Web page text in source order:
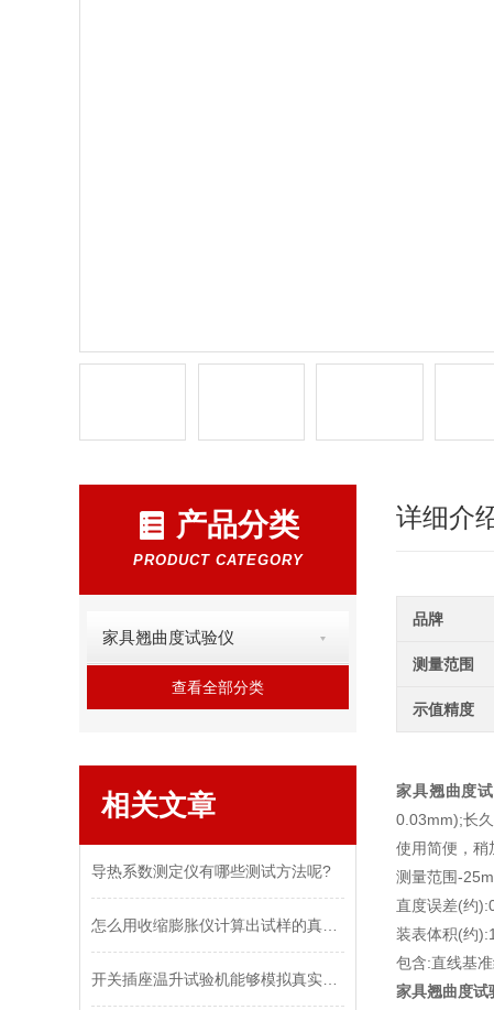
产品分类
PRODUCT CATEGORY
家具翘曲度试验仪
查看全部分类
相关文章
导热系数测定仪有哪些测试方法呢?
详细介
品牌
测量范围
示值精度
家具翘曲度
0.03mm);长
使用简便，稍
测量范围-
直度误差(约
装表体积(约
包含:直线基
家具翘曲度试